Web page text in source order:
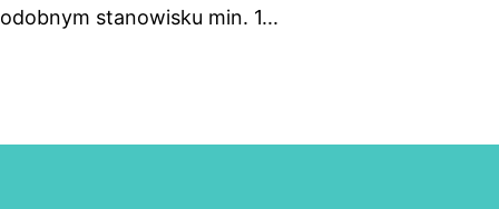
stanowisku min. 1...